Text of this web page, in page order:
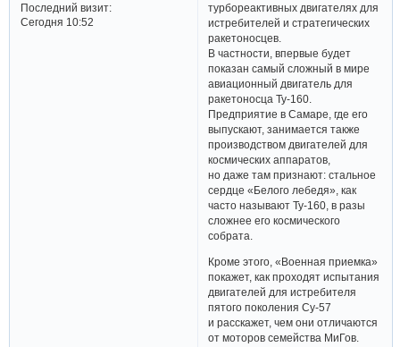
Последний визит:
Сегодня 10:52
турбореактивных двигателях для
истребителей и стратегических
ракетоносцев.
В частности, впервые будет
показан самый сложный в мире
авиационный двигатель для
ракетоносца Ту-160.
Предприятие в Самаре, где его
выпускают, занимается также
производством двигателей для
космических аппаратов,
но даже там признают: стальное
сердце «Белого лебедя», как
часто называют Ту-160, в разы
сложнее его космического
собрата.
Кроме этого, «Военная приемка»
покажет, как проходят испытания
двигателей для истребителя
пятого поколения Су-57
и расскажет, чем они отличаются
от моторов семейства МиГов.